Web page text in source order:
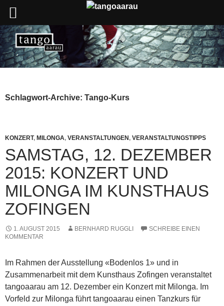
Schlagwort-Archive: Tango-Kurs
KONZERT, MILONGA, VERANSTALTUNGEN , VERANSTALTUNGSTIPPS
SAMSTAG, 12. DEZEMBER
2015: KONZERT UND
MILONGA IM KUNSTHAUS
ZOFINGEN
1. AUGUST 2015 BERNHARD RUGGLI
SCHREIBE EINEN
KOMMENTAR
Im Rahmen der Ausstellung «Bodenlos 1» und in
Zusammenarbeit mit dem Kunsthaus Zofingen veranstaltet
tangoaarau am 12. Dezember ein Konzert mit Milonga. Im
Vorfeld zur Milonga führt tangoaarau einen Tanzkurs für